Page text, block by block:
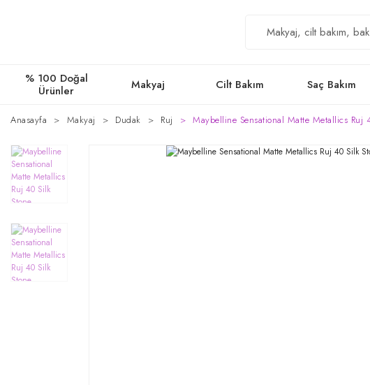
% 100 Doğal
Ürünler
Makyaj Cilt Bakım Saç Bakım
Anasayfa Makyaj Dudak Ruj Maybelline Sensational Matte Metallics Ruj